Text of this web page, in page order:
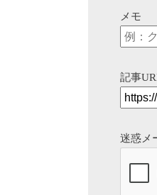
メモ
記事
迷惑メ